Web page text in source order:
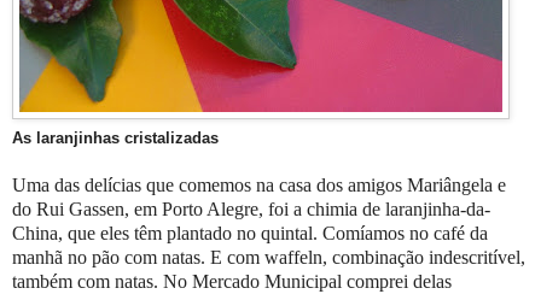
As laranjinhas cristalizadas
Uma das delícias que comemos na casa dos amigos Mariângela e
do Rui Gassen, em Porto Alegre, foi a chimia de laranjinha-da-
China, que eles têm plantado no quintal. Comíamos no café da
manhã no pão com natas. E com waffeln, combinação indescritível,
também com natas. No Mercado Municipal comprei delas